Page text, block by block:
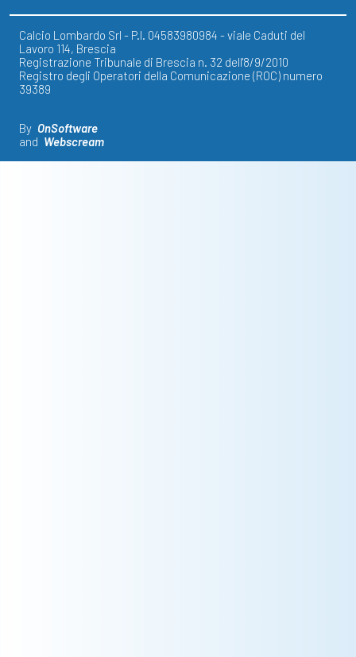
Calcio Lombardo Srl - P.I. 04583980984 - viale Caduti del
Lavoro 114, Brescia
Registrazione Tribunale di Brescia n. 32 dell'8/9/2010
Registro degli Operatori della Comunicazione (ROC) numero
39389
By OnSoftware
and Webscream